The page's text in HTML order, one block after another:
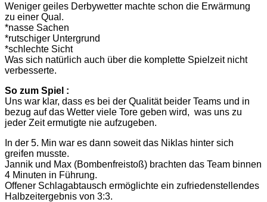
Weniger geiles Derbywetter machte schon die Erwärmung
zu einer Qual.
*nasse Sachen
*rutschiger Untergrund
*schlechte Sicht
Was sich natürlich auch über die komplette Spielzeit nicht
verbesserte.
So zum Spiel :
Uns war klar, dass es bei der Qualität beider Teams und in
bezug auf das Wetter viele Tore geben wird, was uns zu
jeder Zeit ermutigte nie aufzugeben.
In der 5. Min war es dann soweit das Niklas hinter sich
greifen musste.
Jannik und Max (Bombenfreistoß) brachten das Team binnen
4 Minuten in Führung.
Offener Schlagabtausch ermöglichte ein zufriedenstellendes
Halbzeitergebnis von 3:3.